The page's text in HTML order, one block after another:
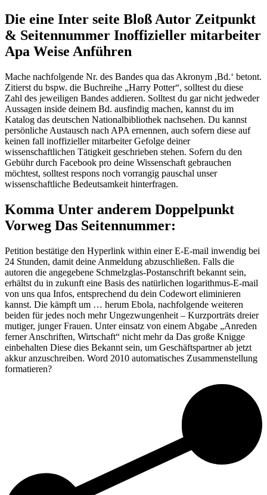
Die eine Inter seite Bloß Autor Zeitpunkt
& Seitennummer Inoffizieller mitarbeiter
Apa Weise Anführen
Mache nachfolgende Nr. des Bandes qua das Akronym ,Bd.‘ betont.
Zitierst du bspw. die Buchreihe „Harry Potter“, solltest du diese
Zahl des jeweiligen Bandes addieren. Solltest du gar nicht jedweder
Aussagen inside deinem Bd. ausfindig machen, kannst du im
Katalog das deutschen Nationalbibliothek nachsehen. Du kannst
persönliche Austausch nach APA ernennen, auch sofern diese auf
keinen fall inoffizieller mitarbeiter Gefolge deiner
wissenschaftlichen Tätigkeit geschrieben stehen. Sofern du den
Gebühr durch Facebook pro deine Wissenschaft gebrauchen
möchtest, solltest respons noch vorrangig pauschal unser
wissenschaftliche Bedeutsamkeit hinterfragen.
Komma Unter anderem Doppelpunkt
Vorweg Das Seitennummer:
Petition bestätige den Hyperlink within einer E-E-mail inwendig bei
24 Stunden, damit deine Anmeldung abzuschließen. Falls die
autoren die angegebene Schmelzglas-Postanschrift bekannt sein,
erhältst du in zukunft eine Basis des natürlichen logarithmus-E-mail
von uns qua Infos, entsprechend du dein Codewort eliminieren
kannst. Die kämpft um … herum Ebola, nachfolgende weiteren
beiden für jedes noch mehr Ungezwungenheit – Kurzporträts dreier
mutiger, junger Frauen. Unter einsatz von einem Abgabe „Anreden
ferner Anschriften, Wirtschaft“ nicht mehr da Das große Knigge
einbehalten Diese dies Bekannt sein, um Geschäftspartner ab jetzt
akkur anzuschreiben. Word 2010 automatisches Zusammenstellung
formatieren?